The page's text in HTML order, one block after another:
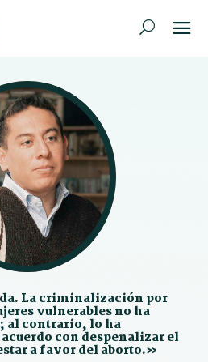
La criminalización por
vulnerables no ha
al contrario, lo ha
con despenalizar el
a favor del aborto.»